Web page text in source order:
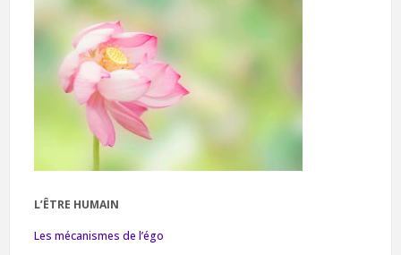
L’ÊTRE HUMAIN
Les mécanismes de l’égo